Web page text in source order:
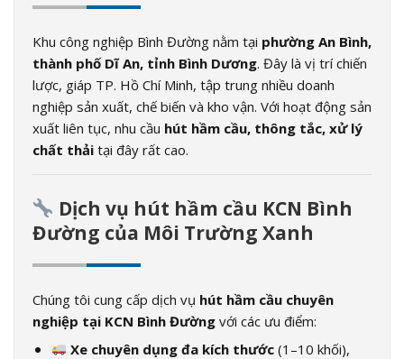
Khu công nghiệp Bình Đường nằm tại phường An Bình,
thành phố Dĩ An, tỉnh Bình Dương. Đây là vị trí chiến
lược, giáp TP. Hồ Chí Minh, tập trung nhiều doanh
nghiệp sản xuất, chế biến và kho vận. Với hoạt động sản
xuất liên tục, nhu cầu hút hầm cầu, thông tắc, xử lý
chất thải tại đây rất cao.
Dịch vụ hút hầm cầu KCN Bình
Đường của Môi Trường Xanh
Chúng tôi cung cấp dịch vụ hút hầm cầu chuyên
nghiệp tại KCN Bình Đường với các ưu điểm:
Xe chuyên dụng đa kích thước(1–10 khối),